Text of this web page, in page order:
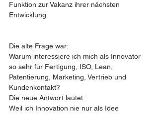
Funktion zur Vakanz ihrer nächsten
Entwicklung.
Die alte Frage war:
Warum interessiere ich mich als Innovator
so sehr für Fertigung, ISO, Lean,
Patentierung, Marketing, Vertrieb und
Kundenkontakt?
Die neue Antwort lautet:
Weil ich Innovation nie nur als Idee